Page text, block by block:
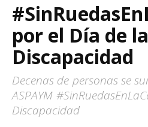
por el Día de la
Discapacidad
Decenas de personas se
ASPAYM
Discapacidad